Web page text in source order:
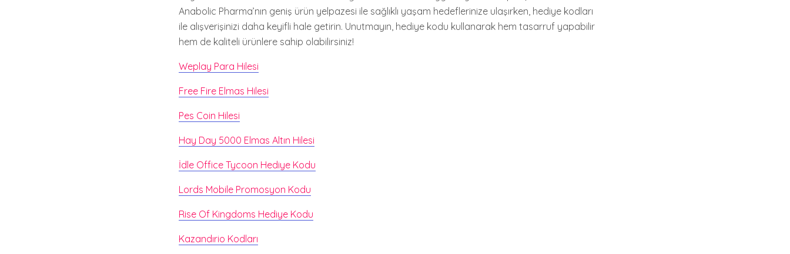
Anabolic Pharma’nın geniş ürün yelpazesi ile sağlıklı yaşam hedeflerinize ulaşırken, hediye kodları
ile alışverişinizi daha keyifli hale getirin. Unutmayın, hediye kodu kullanarak hem tasarruf yapabilir
hem de kaliteli ürünlere sahip olabilirsiniz!
Weplay Para Hilesi
Free Fire Elmas Hilesi
Pes Coin Hilesi
Hay Day 5000 Elmas Altın Hilesi
İdle Office Tycoon Hediye Kodu
Lords Mobile Promosyon Kodu
Rise Of Kingdoms Hediye Kodu
Kazandırio Kodları